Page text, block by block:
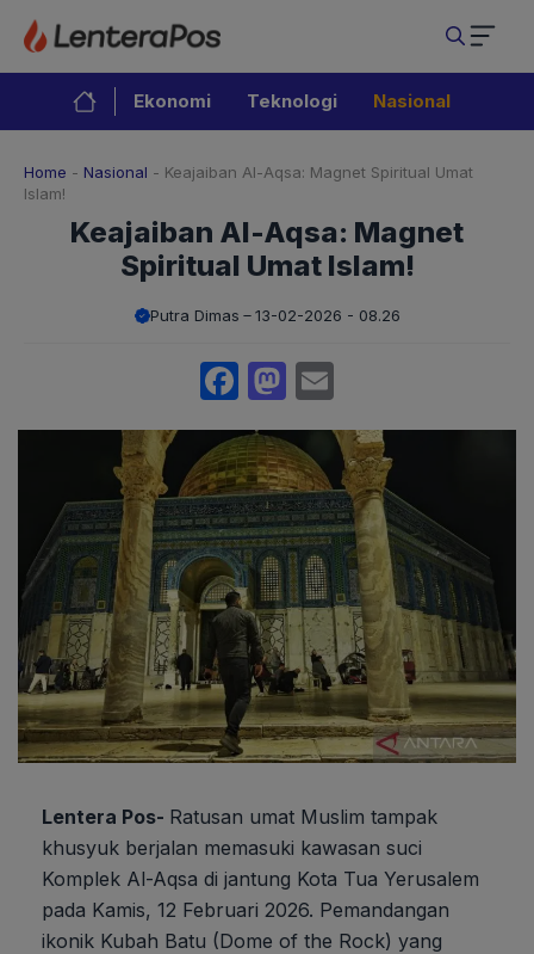
Langsung
isi
Ekonomi Teknologi Nasional
Home - Nasional - Keajaiban Al-Aqsa: Magnet Spiritual Umat
Islam!
Keajaiban Al-Aqsa: Magnet
Spiritual Umat Islam!
Putra Dimas 13-02-2026 - 08.26
Facebook
Mastodon
Lentera Pos- Ratusan umat Muslim tampak
khusyuk berjalan memasuki kawasan suci
Komplek Al-Aqsa di jantung Kota Tua Yerusalem
pada Kamis, 12 Februari 2026. Pemandangan
ikonik Kubah Batu (Dome of the Rock) yang